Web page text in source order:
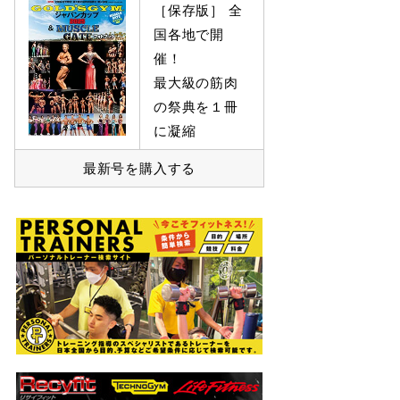
［保存版］ 全
国各地で開
催！
最大級の筋肉
の祭典を１冊
に凝縮
最新号を購入する